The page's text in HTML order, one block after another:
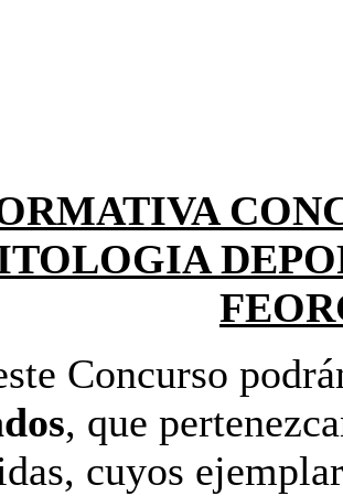
Concurso
, que
cuyos